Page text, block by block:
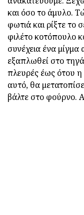
και όσο το άμυλο.
φωτιά και ρίξτε το
φιλέτο κοτόπουλο
συνέχεια ένα μίγμα
εξαπλωθεί στο
πλευρές έως ότου
αυτό, θα
βάλτε στο φούρνο.